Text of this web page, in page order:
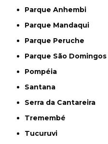
Parque Anhembi
Parque Mandaqui
Parque Peruche
Parque São Domingos
Pompéia
Santana
Serra da Cantareira
Tremembé
Tucuruvi